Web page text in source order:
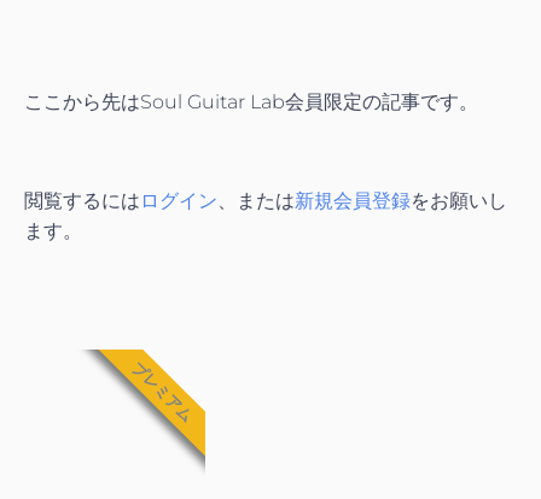
ここから先はSoul Guitar Lab会員限定の記事です。
閲覧するには ログイン、または新規会員登録をお願いし
ます。
プレミアム